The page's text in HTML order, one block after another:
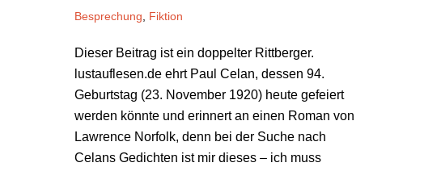
Besprechung Fiktion
Dieser Beitrag ist ein doppelter Rittberger.
lustauflesen.de ehrt Paul Celan, dessen 94.
Geburtstag (23. November 1920) heute gefeiert
werden könnte und erinnert an einen Roman von
Lawrence Norfolk, denn bei der Suche nach
Celans Gedichten ist mir dieses – ich muss